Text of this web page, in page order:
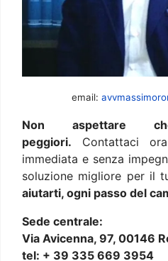
email:
Non aspettare
peggiori. Contattaci
immediata e senza
soluzione migliore per il
aiutarti, ogni passo del
Sede centrale:
Via Avicenna, 97, 00146
tel: + 39 335 669 3954